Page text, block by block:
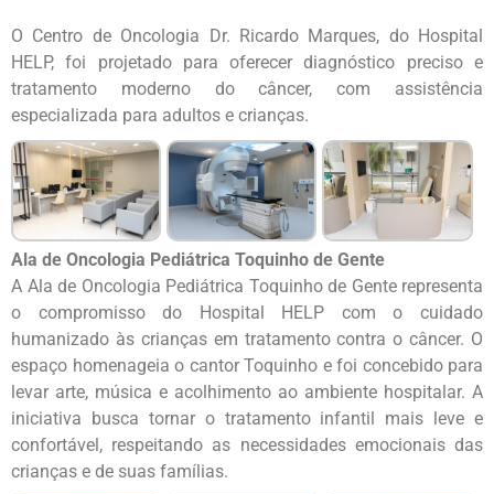
O Centro de Oncologia Dr. Ricardo Marques, do Hospital
HELP, foi projetado para oferecer diagnóstico preciso e
tratamento moderno do câncer, com assistência
especializada para adultos e crianças.
Ala de Oncologia Pediátrica Toquinho de Gente
A Ala de Oncologia Pediátrica Toquinho de Gente representa
o compromisso do Hospital HELP com o cuidado
humanizado às crianças em tratamento contra o câncer. O
espaço homenageia o cantor Toquinho e foi concebido para
levar arte, música e acolhimento ao ambiente hospitalar. A
iniciativa busca tornar o tratamento infantil mais leve e
confortável, respeitando as necessidades emocionais das
crianças e de suas famílias.